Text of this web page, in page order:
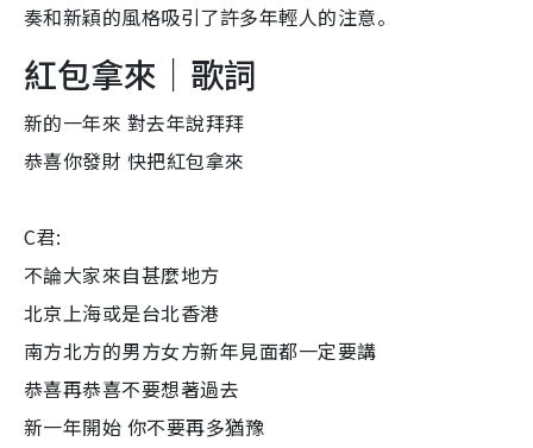
奏和新穎的風格吸引了許多年輕人的注意。
紅包拿來｜歌詞
新的一年來 對去年說拜拜
恭喜你發財 快把紅包拿來
C君:
不論大家來自甚麼地方
北京上海或是台北香港
南方北方的男方女方新年見面都一定要講
恭喜再恭喜不要想著過去
新一年開始 你不要再多猶豫